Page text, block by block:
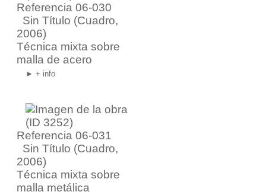
Referencia 06-030
Sin Título (Cuadro,
2006)
Técnica mixta sobre
malla de acero
► + info
Referencia 06-031
Sin Título (Cuadro,
2006)
Técnica mixta sobre
malla metálica